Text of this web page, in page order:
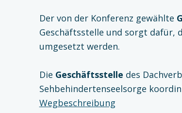
Der von der Konferenz gewählte
Geschäftsstelle und sorgt dafür,
umgesetzt werden.
Die Geschäftsstelle des
Sehbehindertenseelsorge
Wegbeschreibung